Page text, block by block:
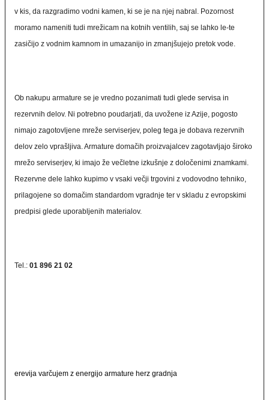
v kis, da razgradimo vodni kamen, ki se je na njej nabral. Pozornost
moramo nameniti tudi mrežicam na kotnih ventilih, saj se lahko le-te
zasičijo z vodnim kamnom in umazanijo in zmanjšujejo pretok vode.
Ob nakupu armature se je vredno pozanimati tudi glede servisa in
rezervnih delov. Ni potrebno poudarjati, da uvožene iz Azije, pogosto
nimajo zagotovljene mreže serviserjev, poleg tega je dobava rezervnih
delov zelo vprašljiva. Armature domačih proizvajalcev zagotavljajo široko
mrežo serviserjev, ki imajo že večletne izkušnje z določenimi znamkami.
Rezervne dele lahko kupimo v vsaki večji trgovini z vodovodno tehniko,
prilagojene so domačim standardom vgradnje ter v skladu z evropskimi
predpisi glede uporabljenih materialov.
Tel.: 01 896 21 02
erevija varčujem z energijo armature herz gradnja